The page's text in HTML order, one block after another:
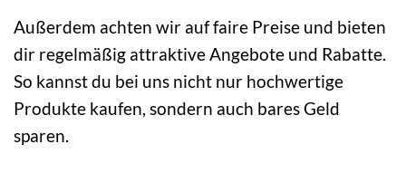
Außerdem achten wir auf faire Preise und bieten
dir regelmäßig attraktive Angebote und Rabatte.
So kannst du bei uns nicht nur hochwertige
Produkte kaufen, sondern auch bares Geld
sparen.